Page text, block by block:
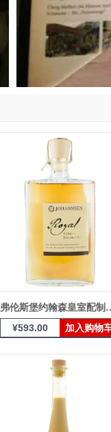
弗伦斯堡约翰
¥593.00 加入购物